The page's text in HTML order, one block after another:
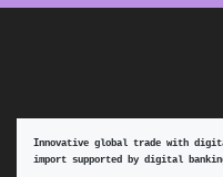
Innovative global trade with digital
import supported by digital